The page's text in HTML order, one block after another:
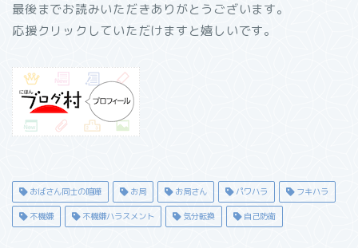
最後までお読みいただきありがとうございます。
応援クリックしていただけますと嬉しいです。
おばさん同士の喧嘩 お局 お局さん パワハラ フキハラ
不機嫌 不機嫌ハラスメント 気分転換 自己防衛